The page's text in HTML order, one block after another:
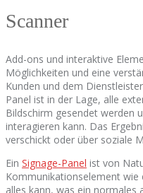
Scanner
Add-ons und interaktive
Möglichkeiten und eine
Kunden und dem
Panel ist in der Lage, alle
Bildschirm gesendet werden
interagieren kann. Das
verschickt oder über soziale
Ein Signage-Panel ist von
Kommunikationselement wie
alles kann, was ein normales